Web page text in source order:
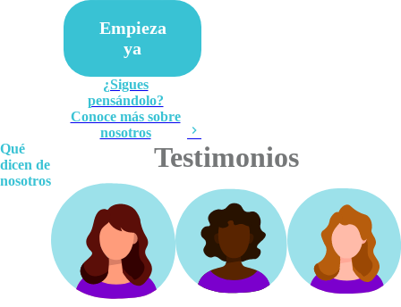
Empieza
ya
¿Sigues
pensándolo?
Conoce más sobre
nosotros
Qué
dicen de
nosotros
Testimonios